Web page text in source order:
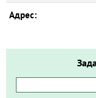
Адрес: